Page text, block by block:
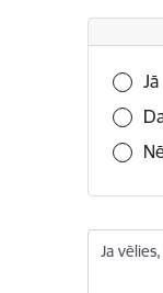
Vai šī
Jā
Ja